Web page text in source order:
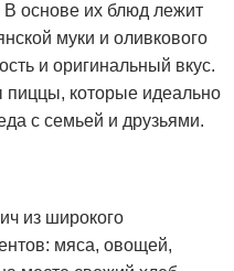
В основе их блюд лежит
муки и оливкового
и оригинальный вкус.
которые идеально
с семьей и друзьями.
из широкого
мяса, овощей,